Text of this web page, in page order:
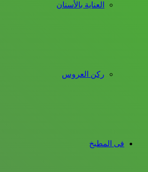
العناية بالأسنان
ركن العروس
فى المطبخ